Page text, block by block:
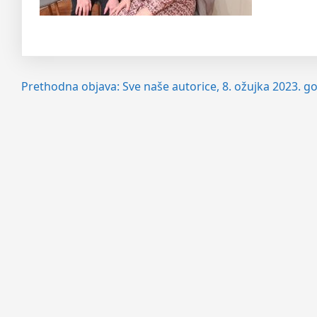
Navigacija
Prethodna objava: Sve naše autorice, 8. ožujka 2023.